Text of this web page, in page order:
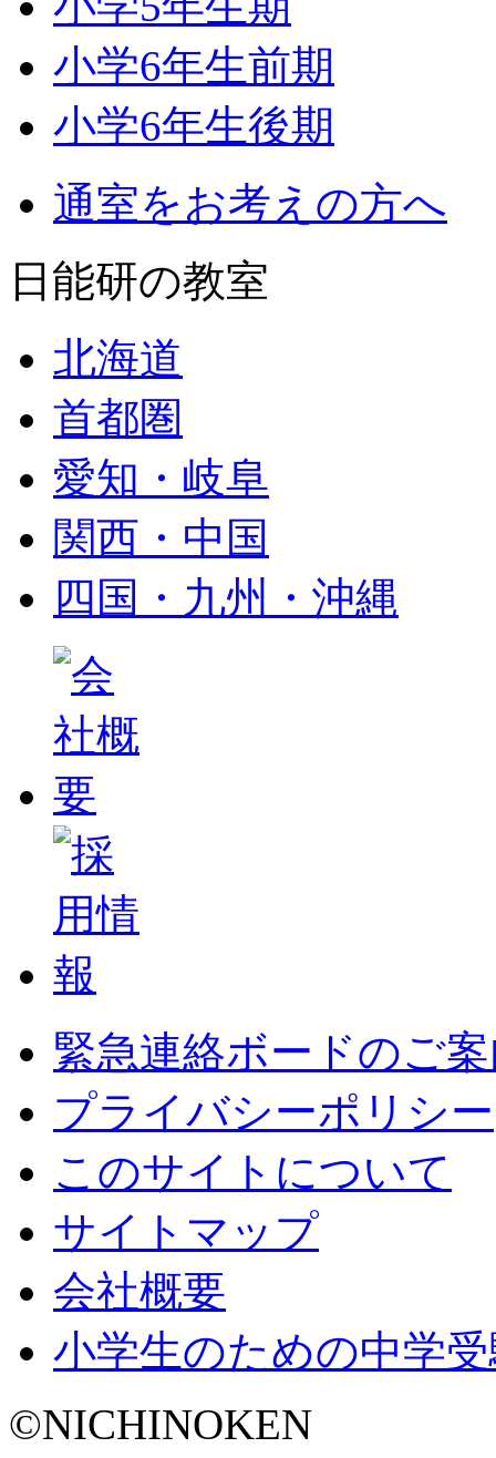
小学6年生前期
小学6年生後期
通室をお考えの方へ
日能研の教室
北海道
首都圏
愛知・岐阜
関西・中国
四国・九州・沖縄
緊急連絡ボードのご
プライバシーポリシー
このサイトについて
サイトマップ
会社概要
小学生のための中学
©NICHINOKEN